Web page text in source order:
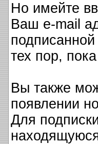
Но имейте
Ваш e-mail
тех пор,
Вы также
появлении
Для